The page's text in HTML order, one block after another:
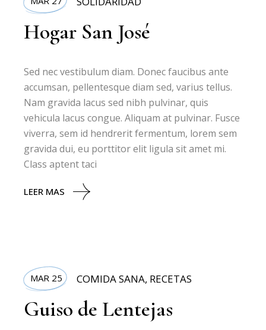
Hogar San José
Sed nec vestibulum diam. Donec faucibus ante
accumsan, pellentesque diam sed, varius tellus.
Nam gravida lacus sed nibh pulvinar, quis
vehicula lacus congue. Aliquam at pulvinar. Fusce
viverra, sem id hendrerit fermentum, lorem sem
gravida dui, eu porttitor elit ligula sit amet mi.
Class aptent taci
LEER MAS
MAR 25 COMIDA SANA, RECETAS
Guiso de Lentejas